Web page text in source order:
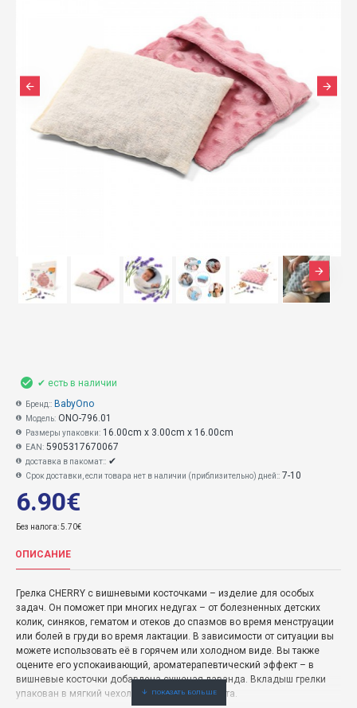
6.90€
Без налога: 5.70€
✔ есть в наличии
Бренд:: BabyOno
Модель: ONO-796.01
Размеры упаковки: 16.00cm x 3.00cm x 16.00cm
EAN: 5905317670067
доставка в пакомат:: ✔
Срок доставки, если товара нет в наличии (приблизительно) дней:: 7-10
ОПИСАНИЕ
Грелка CHERRY с вишневыми косточками – изделие для особых
задач. Он поможет при многих недугах – от болезненных детских
колик, синяков, гематом и отеков до спазмов во время менструации
или болей в груди во время лактации. В зависимости от ситуации вы
можете использовать её в горячем или холодном виде. Вы также
оцените его успокаивающий, ароматерапевтический эффект – в
вишневые косточки добавлена сушеная лаванда. Вкладыш грелки
упакован в мягкий чехол нежного серого цвета.